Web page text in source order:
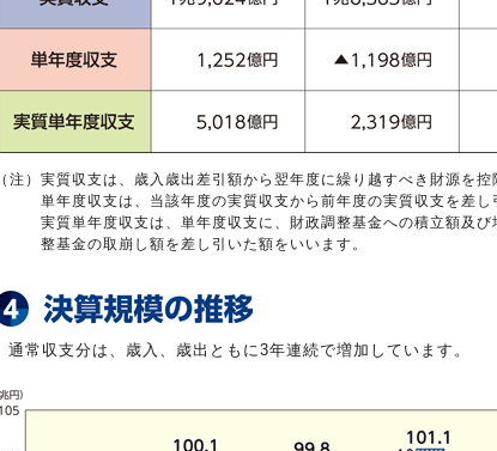
（注）実質収支は、歳入歳出差引額から翌年度に繰り越すべき財源を控
単年度収支は、当該年度の実質収支から前年度の実質収支を差し
実質単年度収支は、単年度収支に、財政調整基金への積立額及
整基金の取崩し額を差し引いた額をいいます。
通常収支分は、歳入、歳出ともに3年連続で増加しています。